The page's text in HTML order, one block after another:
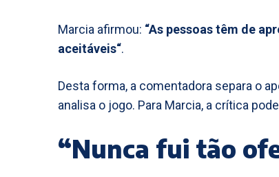
Marcia afirmou: “As pessoas têm de
aceitáveis“.
Desta forma, a comentadora separa o
analisa o jogo. Para Marcia, a crítica
“Nunca fui tão